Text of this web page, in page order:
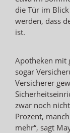
die Tür im
werden, dass
ist.
Apotheken mit
sogar
Versicherer
zwar noch
Prozent,
mehr“, sagt